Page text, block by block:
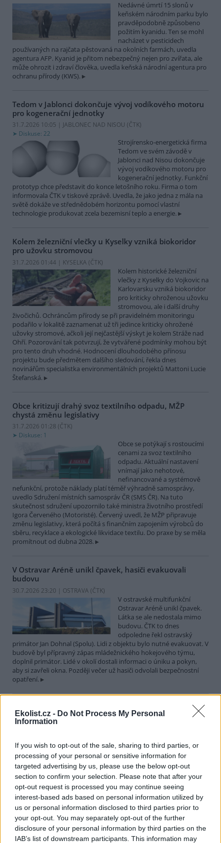
Ekolist.cz - Do Not Process My Personal
Information
If you wish to opt-out of the sale, sharing to third parties, or
processing of your personal or sensitive information for
targeted advertising by us, please use the below opt-out
section to confirm your selection. Please note that after your
opt-out request is processed you may continue seeing
interest-based ads based on personal information utilized by
us or personal information disclosed to third parties prior to
your opt-out. You may separately opt-out of the further
disclosure of your personal information by third parties on the
IAB’s list of downstream participants. This information may
Nedávné úmrtí 15 slonů v
keňském národním parku bylo
pravděpodobně způsobeno
požitím kyanidu. Ten se mohl
nacházet v pesticidech
používaných na rajčata pěstovaná na okolních farmách, uvedla
agentura AFP. Kyanid je přitom nebezpečný nejen pro zvířata, ale
může ohrozit i zdraví člověka, uvedla keňská národní agentura pro
ochranu přírody (KWS).
Tedom v Jablonci dokončuje vývoj vodíkového motoru
pro kogenerační jednotky
31.7.2026 10:05 | JABLONEC NAD NISOU (ČTK)
Diskuse: 22
Strojírensko-energetická firma
Tedom ve svém závodě v
Jablonci nad Nisou dokončuje
vývoj vodíkového motoru pro
kogenerační jednotky. Funkční
prototyp chce představit do konce letošního roku. Firma o tom
informovala ČTK v tiskové zprávě. Uvedla, že jako jedna z mála na
světě dokáže ve střednědobém horizontu pomocí vlastní
technologie produkovat zcela bezemisní teplo a energie.
Kolem železniční vlečky u Kyselky vzniká biokoridor
pro užovku stromovou
31.7.2026 01:44 | KYSELKA (ČTK)
Kolem historické železniční
vlečky z Kyselky do Vojkovic na
Karlovarsku vzniká biokoridor
pro kriticky ohroženou užovku
stromovou, ale i další druhy
živočichů. Ochráncům přírody se při pravidelném monitoringu
podařilo v lokalitě zaznamenat už tři jedince kriticky ohrožené
užovky stromové, ačkoli její nejčastější výskyt je kolem Stráže nad
Ohří. Pozorování tak potvrzují, že vytvářené podmínky mohou být
pro tento druh vhodné. Hodnocení dlouhodobého přínosu
projektu bude předmětem dalšího sledování, řekla dnes
novinářům specialistka environmentálních projektů Mattoni Lucie
Štefanská.
Obce kritizují drahý svoz textilního odpadu, MŽP
chystá změnu legislativy
31.7.2026 01:28 (ČTK)
Diskuse: 1
Obce se potýkají s rostoucími
cenami za svoz textilního
odpadu. Aktuální nastavení
vnímají jako nehotové,
nefinancované a systémově
nefunkční, protože náklady platí téměř výhradně samosprávy,
uvedlo Sdružení místních samospráv ČR (SMS ČR). Na tuto
skutečnost sdružení upozornilo také ministra životního prostředí
Igora Červeného (Motoristé). Červený uvedl, že MŽP připravuje
změnu legislativy, která počítá s finančním zapojením výrobců do
sběru, recyklace a ekologické likvidace textilu. Do praxe by se měla
promítnout od dubna 2028.
V Ostravar Aréně unikl čpavek, hasiči evakuovali
budovu
30.7.2026 23:20 | OSTRAVA (ČTK)
V ostravské multifunkční
Ostravar Aréně unikl čpavek.
Látka se ale nedostala mimo
budovu. ČTK to dnes
odpoledne řekl ostravský
primátor Jan Dohnal (Spolu). Lidi z objektu bylo nutné evakuovat. V
budově byl přípravný zápas mládežnického hokejového týmu,
doplnil primátor. Lidé v okolí dostali informaci o úniku a pokyn,
aby si zavřeli okna. Později večer už hasiči odvolali bezpečnostní
opatření.
Města Hranice a Rögnitzlosau spojí projekt Společně za
vodu a klima. Pomůže mimo jiné i perlorodce říční
spolu s německým městem
Rögnitzlosau připravilo projekt
Společně za vodu a klima. Je
zaměřený na opatření k
udržení vody v krajině i v intravilánu města, ale i na osvětu mezi
veřejností a školními dětmi. Součástí projektu bude i obnova a
odbahnění rybníka Trojmezí, pod kterým žijí přísně chráněné
perlorodky říční, řekl starosta Hranic Daniel Mašlár (nez.). Na
prvním opatření se začne pracovat už letos na podzim a s
dokončením se počítá do konce roku 2027.